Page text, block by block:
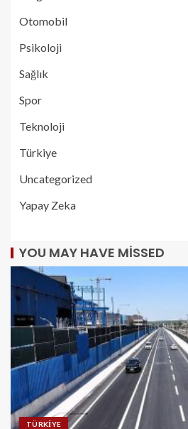
Otomobil
Psikoloji
Sağlık
Spor
Teknoloji
Türkiye
Uncategorized
Yapay Zeka
YOU MAY HAVE MISSED
TÜRKIYE